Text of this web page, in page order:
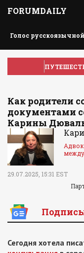
FORUMDAILY
Голос
ПУТЕШЕСТВИЕ ПО
Как родители
документами
Карины
29.07.2025, 15:31 EST
Сегодня хотела